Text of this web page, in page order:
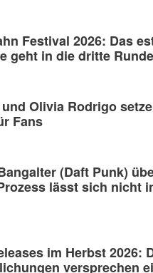
Festival 2026: Das
geht in die dritte Runde
Olivia Rodrigo
Fans
(Daft Punk)
lässt sich nicht
im Herbst 2026:
versprechen